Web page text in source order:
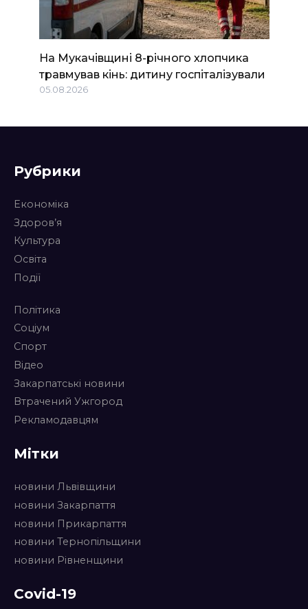
На Мукачівщині 8-річного хлопчика
травмував кінь: дитину госпіталізували
05.08.2026
Рубрики
Економіка
Здоров’я
Культура
Освіта
Події
Політика
Соціум
Спорт
Відео
Закарпатські новини
Втрачений Ужгород
Рекламодавцям
Мітки
новини Львівщини
новини Закарпаття
новини Прикарпаття
новини Тернопільщини
новини Рівненщини
Covid-19